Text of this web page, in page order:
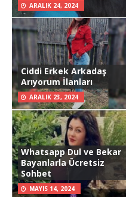
ARALIK 24, 2024
Ciddi Erkek Arkadaş
Arıyorum İlanları
ARALIK 23, 2024
Whatsapp Dul ve Bekar
Bayanlarla Ücretsiz
Sohbet
MAYIS 14, 2024